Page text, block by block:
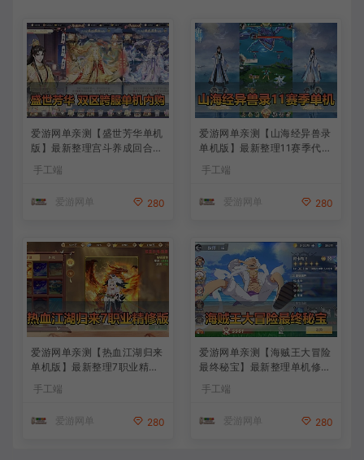
爱游网单亲测【盛世芳华单机
版】最新整理宫斗养成回合抽
卡多区跨服代金券内购虚拟机
一键端视频教学+linux手工外
手工端
爱游网单 280
爱游网单亲测【山海经异兽录
单机版】最新整理11赛季代金
券内购版 带GM物品充值后台
模拟器手游 解压一键端 视频
手工端
爱游网单 280
爱游网单亲测【热血江湖归来
单机版】最新整理7职业精修
代金券内购 虚拟机一键端视
手工端
爱游网单 280
爱游网单亲测【海贼王大冒险
最终秘宝】最新整理单机修复
回合制抽卡模拟器手游 虚拟
本教学
手工端
爱游网单 280